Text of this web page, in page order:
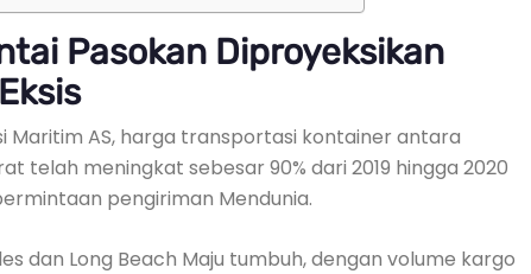
Pasokan Diproyeksikan
Maritim AS, harga transportasi kontainer antara
telah meningkat sebesar 90% dari 2019 hingga 2020
pengiriman Mendunia.
dan Long Beach Maju tumbuh, dengan volume kargo